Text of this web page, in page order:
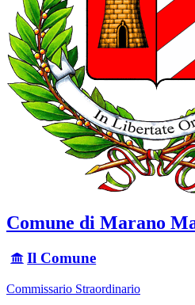
Comune di Marano
Il Comune
Commissario Straordinario